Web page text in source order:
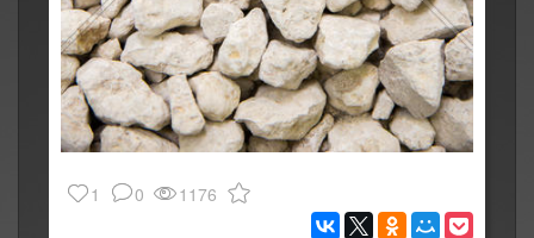
1 0 1176